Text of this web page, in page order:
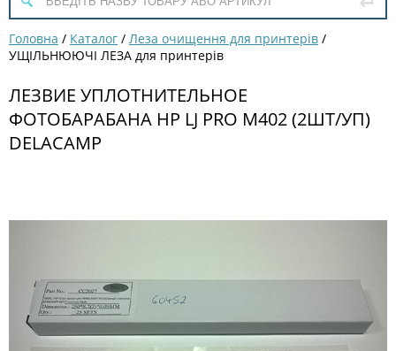
Головна / Каталог / Леза очищення для принтерів /
УЩІЛЬНЮЮЧІ ЛЕЗА для принтерів
ЛЕЗВИЕ УПЛОТНИТЕЛЬНОЕ
ФОТОБАРАБАНА HP LJ PRO M402 (2ШТ/УП)
DELACAMP